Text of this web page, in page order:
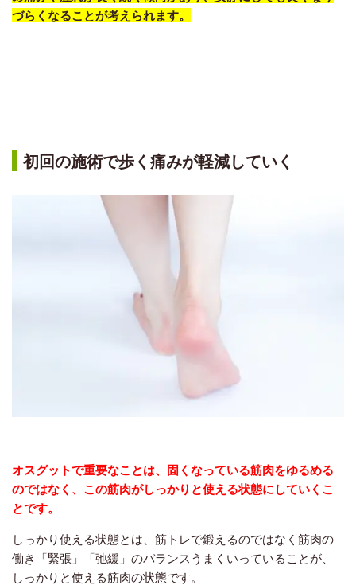
づらくなることが考えられます。
初回の施術で歩く痛みが軽減していく
オスグットで重要なことは、固くなっている筋肉をゆるめる
のではなく、この筋肉がしっかりと使える状態にしていくこ
とです。
しっかり使える状態とは、筋トレで鍛えるのではなく筋肉の
働き「緊張」「弛緩」のバランスうまくいっていることが、
しっかりと使える筋肉の状態です。